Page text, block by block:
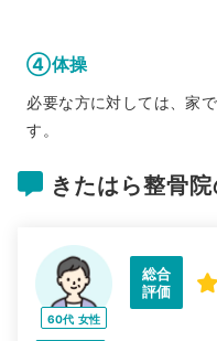
④体操
必要な方に対しては、家
す。
きたはら整骨院
60代 女性
総合
評価